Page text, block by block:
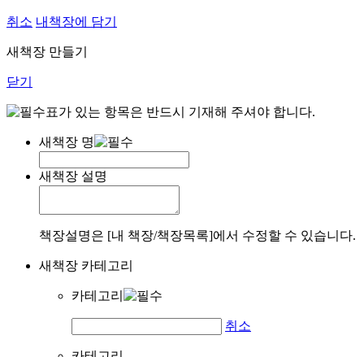
취소 내책장에 담기
새책장 만들기
닫기
표가 있는 항목은 반드시 기재해 주셔야 합니다.
새책장 명
새책장 설명
책장설명은 [내 책장/책장목록]에서 수정할 수 있습니다.
새책장 카테고리
카테고리
취소